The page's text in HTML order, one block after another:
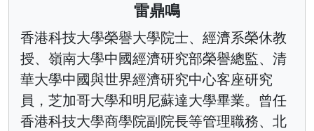
雷鼎鳴
香港科技大學榮譽大學院士、經濟系榮休教
授、嶺南大學中國經濟研究部榮譽總監、清
華大學中國與世界經濟研究中心客座研究
員，芝加哥大學和明尼蘇達大學畢業。曾任
香港科技大學商學院副院長等管理職務、北